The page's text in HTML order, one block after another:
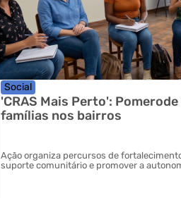
Social
'CRAS Mais Perto':
famílias nos bairros
Ação organiza percursos de
suporte comunitário e promover a